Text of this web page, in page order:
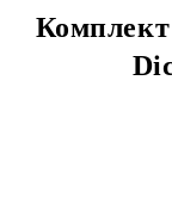
Комплект